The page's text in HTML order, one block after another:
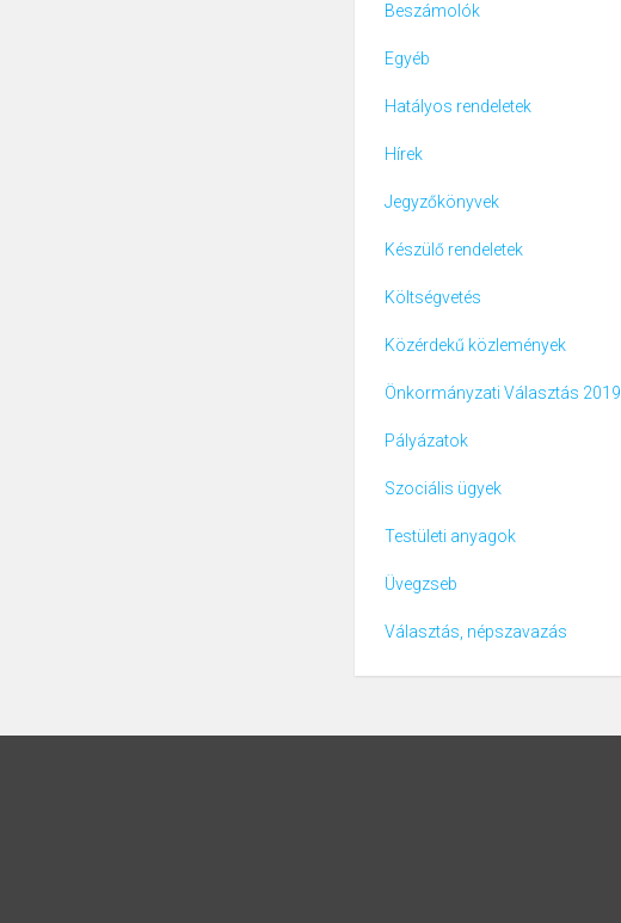
Beszámolók
Egyéb
Hatályos rendeletek
Hírek
Jegyzőkönyvek
Készülő rendeletek
Költségvetés
Közérdekű közlemények
Önkormányzati Választás 2019
Pályázatok
Szociális ügyek
Testületi anyagok
Üvegzseb
Választás, népszavazás